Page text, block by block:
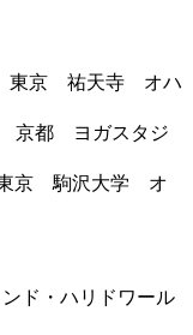
東京 祐天寺 オハ
京都 ヨガスタジ
東京 駒沢大学 オ
ド・ハリドワール